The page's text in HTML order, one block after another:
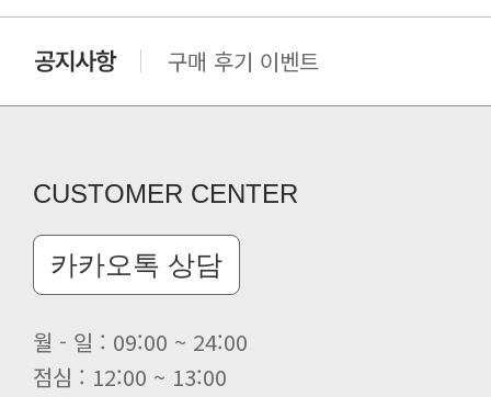
클린 공장명 변경
CUSTOMER CENTER
카카오톡 상담
월 - 일 : 09:00 ~ 24:00
점심 : 12:00 ~ 13:00